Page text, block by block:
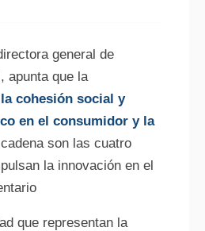
general de
apunta que la
cohesión social y
en el consumidor y la
son las cuatro
la innovación en el
que representan la